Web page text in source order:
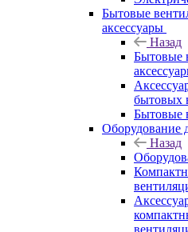
Бытовые
аксессуары
Назад
Бытовые
бытовых
Бытовые
Оборудование
Назад